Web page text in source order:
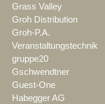
Grass Valley
Groh Distribution
Groh-P.A.
Veranstaltungstechnik
gruppe20
Gschwendtner
Guest-One
Habegger AG